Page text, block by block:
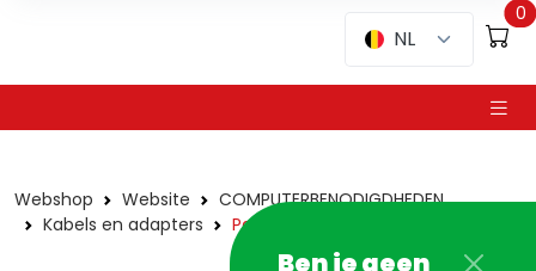
NL
0
Ben je geen
Webshop Website
COMPUTERBENODIGDHEDEN
Kabels en adapters
Patch kabels